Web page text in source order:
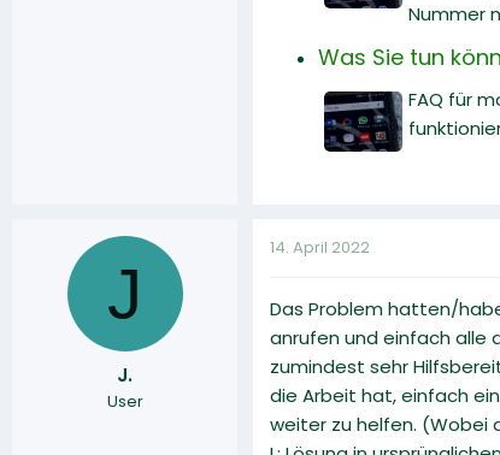
Nummer
Was Sie tun
FAQ für
J
J.
User
14. April 2022
Das Problem hatten/
anrufen und einfach alle
zumindest sehr
die Arbeit hat, einfach
weiter zu helfen. (Wobei